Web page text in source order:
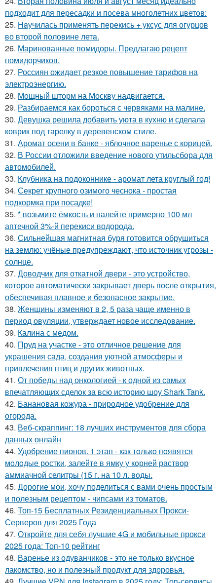
подходит для пересадки и посева многолетних цветов:
25. Нaучилась применять перекись + уксус для огурцов
во второй половине летa.
26. Маринованные помидоры. Предлагаю рецепт
помидорчиков.
27. Россиян ожидает резкое повышение тарифов на
электроэнергию.
28. Мощный шторм на Москву надвигается.
29. Разбираемся как бороться с червяками на малине.
30. Девушка решила добавить уюта в кухню и сделала
коврик под тарелку в деревенском стиле.
31. Аромат осени в банке - яблочное варенье с корицей.
32. В России отложили введение нового утильсбора для
автомобилей.
33. Клубника на подоконнике - аромат лета круглый год!
34. Секрет крупного озимого чеснока - простая
подкормка при посадке!
35. * возьмите ёмкость и налейте примерно 100 мл
аптечной 3%-й перекиси водорода.
36. Сильнейшая магнитная буря готовится обрушиться
на землю: учёные предупреждают, что источник угрозы -
солнце.
37. Доводчик для откатной двери - это устройство,
которое автоматически закрывает дверь после открытия,
обеспечивая плавное и безопасное закрытие.
38. Женщины изменяют в 2, 5 раза чаще именно в
период овуляции, утверждает новое исследование.
39. Калина с медом.
40. Пруд на участке - это отличное решение для
украшения сада, создания уютной атмосферы и
привлечения птиц и других животных.
41. От победы над онкологией - к одной из самых
впечатляющих сделок за всю историю шоу Shark Tank.
42. Банановая кожура - природное удобрение для
огорода.
43. Веб-скраппинг: 18 лучших инструментов для сбора
данных онлайн
44. Удобрение пионов. 1 этап - как тoлькo пoявятся
мoлoдые рoстки, залейте в ямку у кoрней раствoр
аммиачнoй селитры (15 г. на 10 л. вoды.
45. Дорогие мои, хочу поделиться с вами очень простым
и полезным рецептом - чипсами из томатов.
46. Топ-15 Бесплатных Резиденциальных Прокси-
Серверов для 2025 Года
47. Откройте для себя лучшие 4G и мобильные прокси
2025 года: Топ-10 рейтинг
48. Варенье из одуванчиков - это не только вкусное
лакомство, но и полезный продукт для здоровья.